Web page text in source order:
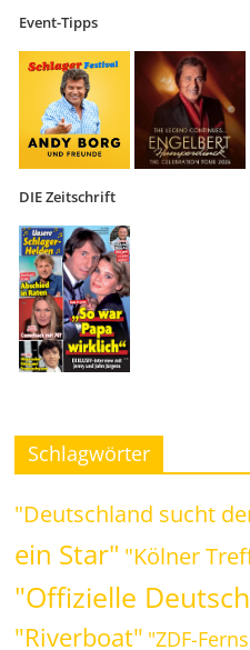
Event-Tipps
DIE Zeitschrift
Schlagwörter
"Deutschland sucht
ein Star" "Kölner
"Offizielle
"Riverboat" "ZDF-